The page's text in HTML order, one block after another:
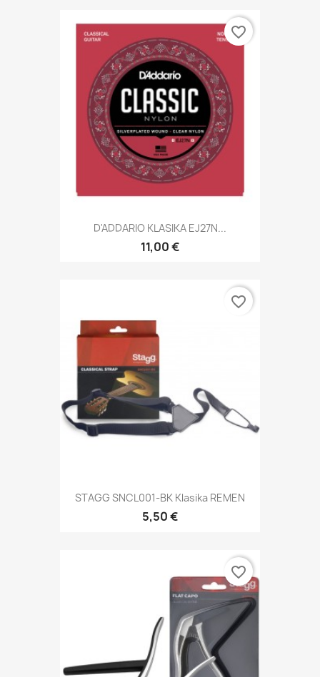
D'ADDARIO KLASIKA EJ27N...
11,00 €
favorite_border
STAGG SNCL001-BK Klasika REMEN
5,50 €
favorite_border
favorite_border